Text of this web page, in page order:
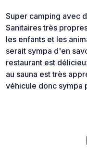
Super camping avec
Sanitaires très
les enfants et les
serait sympa d'en
restaurant est
au sauna est très
véhicule donc sympa